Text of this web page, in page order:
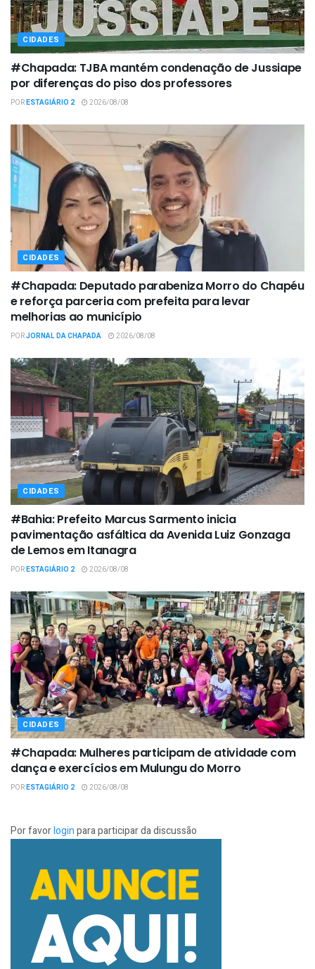
CIDADES
#Chapada: TJBA mantém condenação de Jussiape
por diferenças do piso dos professores
PORESTAGIÁRIO 2 2026/08/08
CIDADES
#Chapada: Deputado parabeniza Morro do Chapéu
e reforça parceria com prefeita para levar
melhorias ao município
PORJORNAL DA CHAPADA 2026/08/08
CIDADES
#Bahia: Prefeito Marcus Sarmento inicia
pavimentação asfáltica da Avenida Luiz Gonzaga
de Lemos em Itanagra
PORESTAGIÁRIO 2 2026/08/08
CIDADES
#Chapada: Mulheres participam de atividade com
dança e exercícios em Mulungu do Morro
PORESTAGIÁRIO 2 2026/08/08
Por favorloginpara participar da discussão